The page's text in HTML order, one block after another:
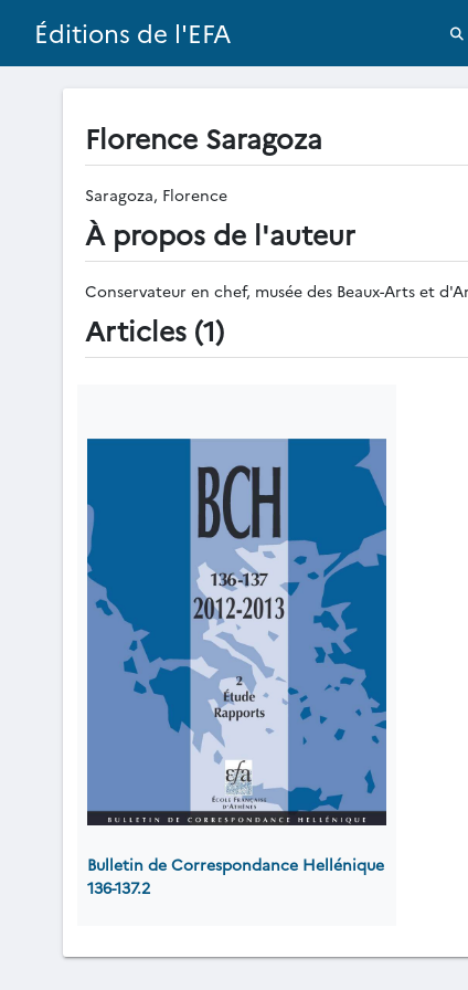
Éditions de l'EFA
Florence Saragoza
Saragoza, Florence
À propos de l'auteur
Conservateur en chef, musée des Beaux-Arts et
Articles (1)
Bulletin de Correspondance Hellénique
136-137.2